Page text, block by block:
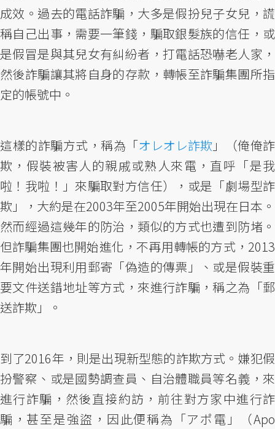
成效。過去的電話詐騙，大多是假扮兒子女兒，謊
稱自己出事，需要一筆錢，騙取銀髮族的信任，或
是假冒是與其兒女有糾紛者，打電話恐嚇老人家，
然後詐騙讓其將自身的存款，轉帳至詐騙集團所指
定的帳號中。
這樣的詐騙方式，稱為「オレオレ詐欺」（俺俺詐
欺，假裝被害人的親戚或熟人來電，直呼「是我
啦！我啦！」來騙取對方信任），或是「劇場型詐
欺」，大約是在2003年至2005年開始出現在日本。
然而經過這幾年的防治，類似的方式也遭到防堵。
但詐騙集團也開始進化，不再用轉帳的方式，2013
年開始出現利用郵寄「偽造的傳票」、或是假裝重
要文件送錯地址等方式，來進行詐騙，稱之為「郵
送詐欺」。
到了2016年，則是出現新型態的詐欺方式。嫌犯假
扮警察、或是國勢調查員、自治體職員等名義，來
進行詐騙，然後直接約訪，前往對方家中進行詐
騙，甚至是強盜，因此便稱為「アポ電」（Apo